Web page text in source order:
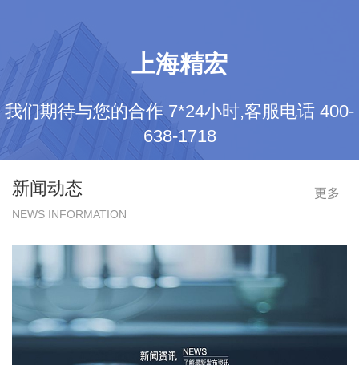
上海精宏
我们期待与您的合作 7*24小时,客服电话 400-
638-1718
新闻动态
NEWS INFORMATION
更多